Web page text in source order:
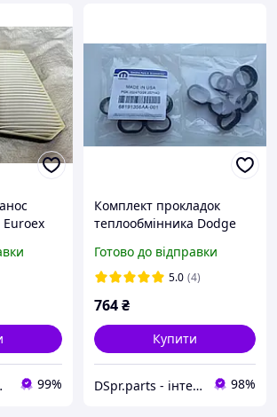
Euroex
99%
Комплект прокладок
теплообмінника Dodge
Готово до відправки
5.0 (4)
764₴
Купити
DSpr.parts - інтернет-магазин авто та мото запчастини 98%